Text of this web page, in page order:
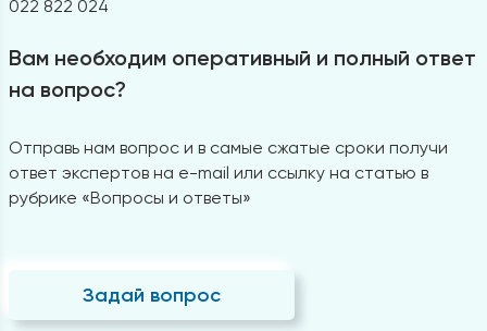
022 822 024
Вам необходим оперативный и полный ответ
на вопрос?
Отправь нам вопрос и в самые сжатые сроки получи
ответ экспертов на e-mail или ссылку на статью в
рубрике «Вопросы и ответы»
Задай вопрос